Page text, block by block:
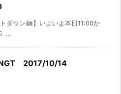
ダウン
】いよいよ本日11:00か
...
NGT 2017/10/14